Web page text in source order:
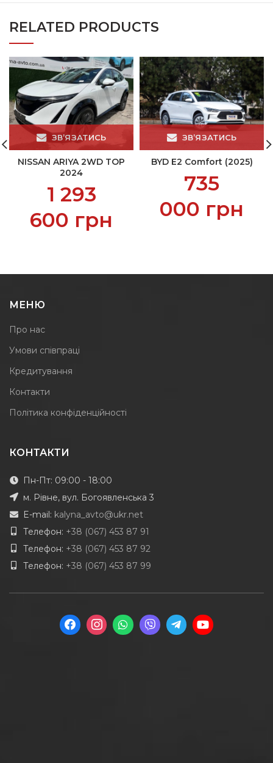
RELATED PRODUCTS
ЗВ’ЯЗАТИСЬ
NISSAN ARIYA 2WD TOP
2024
1 293
600 грн
ЗВ’ЯЗАТИСЬ
BYD E2 Comfort (2025)
735
000 грн
МЕНЮ
Про нас
Умови співпраці
Кредитування
Контакти
Політика конфіденційності
КОНТАКТИ
Пн-Пт: 09:00 - 18:00
м. Рівне, вул. Богоявленська 3
E-mail: kalyna_avto@ukr.net
Телефон: +38 (067) 453 87 91
Телефон: +38 (067) 453 87 92
Телефон: +38 (067) 453 87 99